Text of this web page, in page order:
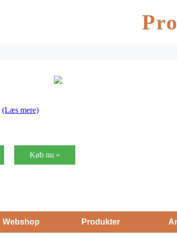
(Læs mere)
Køb nu »
Webshop Produkter